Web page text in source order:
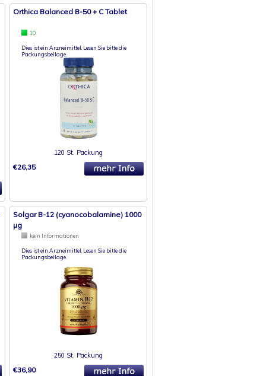
Orthica Balanced B-50 + C Tablet
10
Dies ist ein Arzneimittel. Lesen Sie bitte die
Packungsbeilage.
120 St. Packung
€26,35
Solgar B-12 (cyanocobalamine) 1000
µg
kein Informationen
Dies ist ein Arzneimittel. Lesen Sie bitte die
Packungsbeilage.
250 St. Packung
€36,90